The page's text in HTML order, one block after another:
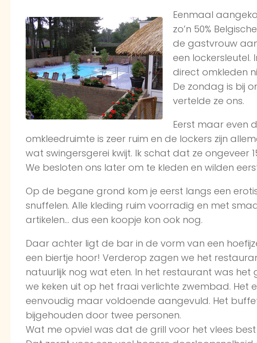
Eenmaal
zo’n 50%
de gastvrouw
een lockersleutel.
direct omkleden
De zondag is bij
vertelde ze ons.
Eerst maar even
omkleedruimte is zeer ruim en de lockers zijn
wat swingersgerei kwijt. Ik schat dat ze ongeveer
We besloten ons later om te kleden en wilden
Op de begane grond kom je eerst langs een
snuffelen. Alle kleding ruim voorradig en met
artikelen… dus een koopje kon ook nog.
Daar achter ligt de bar in de vorm van een
een biertje hoor! Verderop zagen we het
natuurlijk nog wat eten. In het restaurant was het
we keken uit op het fraai verlichte zwembad. Het
eenvoudig maar voldoende aangevuld. Het
bijgehouden door twee personen.
Wat me opviel was dat de grill voor het vlees